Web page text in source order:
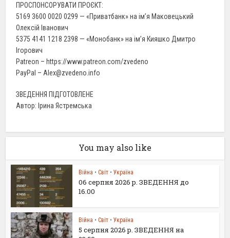
ПРОСПОНСОРУВАТИ ПРОЄКТ:
5169 3600 0020 0299 — «Приватбанк» на ім’я Маковецький
Олексій Іванович
5375 4141 1218 2398 — «Монобанк» на ім’я Кияшко Дмитро
Ігорович
Patreon – https://www.patreon.com/zvedeno
PayPal – Alex@zvedeno.info
ЗВЕДЕННЯ ПІДГОТОВЛЕНЕ
Автор: Ірина Ястремська
You may also like
Війна • Світ • Україна
06 серпня 2026 р. ЗВЕДЕННЯ до
16.00
Війна • Світ • Україна
5 серпня 2026 р. ЗВЕДЕННЯ на